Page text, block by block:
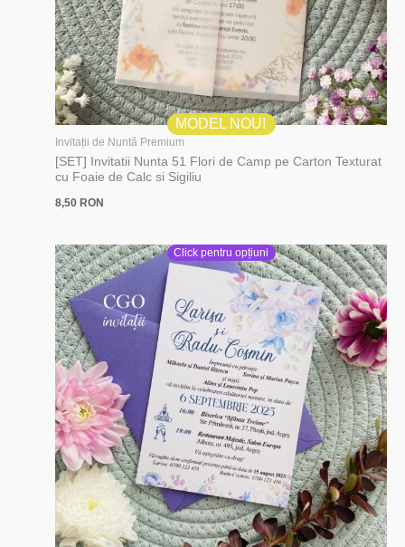
MODEL NOU!
Invitații de Nuntă Premium
[SET] Invitatii Nunta 51 Flori de Camp pe Carton Texturat
cu Foaie de Calc si Sigiliu
8,50 RON
Click pentru opțiuni